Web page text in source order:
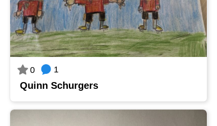
0 1
Quinn Schurgers